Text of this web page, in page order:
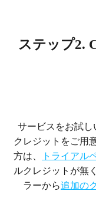
ステップ2.
サービスをお試し
クレジットをご用
方は、
トライアル
ルクレジットが無
ラーから追加の